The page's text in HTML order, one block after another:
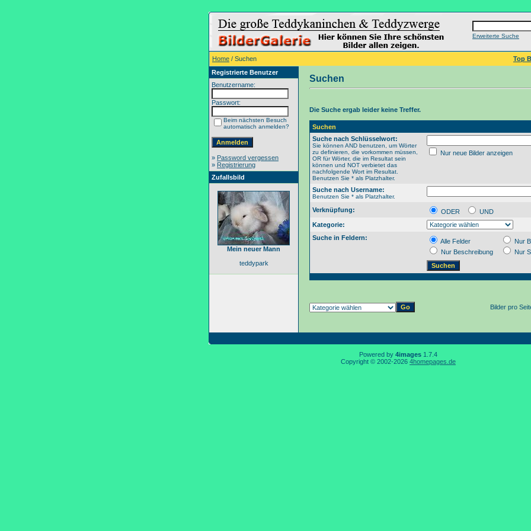
Erweiterte Suche
Home / Suchen
Top
Registrierte Benutzer
Benutzername:
Passwort:
Beim nächsten Besuch
automatisch anmelden?
» Password vergessen
» Registrierung
Zufallsbild
Mein neuer Mann
teddypark
Suchen
Die Suche ergab leider keine Treffer.
Suchen
Suche nach Schlüsselwort:
Sie können AND benutzen, um Wörter
zu definieren, die vorkommen müssen,
OR für Wörter, die im Resultat sein
können und NOT verbietet das
nachfolgende Wort im Resultat.
Benutzen Sie * als Platzhalter.
Nur neue Bilder anzeigen
Suche nach Username:
Benutzen Sie * als Platzhalter.
Verknüpfung: ODER
UND
Kategorie:
Suche in Feldern:
Alle Felder
Nur
Nur Beschreibung
Nur
Bilder pro
Powered by 4images 1.7.4
Copyright © 2002-2026 4homepages.de